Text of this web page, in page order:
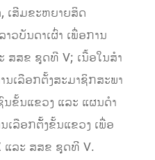
ເສີມຂະຫຍາຍສິດ
ວບັນດາເຜົ່າ ເພື່ອການ
ສສຂ ຊຸດທີ V; ເນື້ອໃນສໍາ
ເລືອກຕັ້ງສະມາຊິກສະພາ
ນຂັ້ນແຂວງ ແລະ ແຜນດໍາ
ເລືອກຕັັ້ງຂັ້ນແຂວງ ເພື່ອ
ແລະ ສສຂ ຊຸດທີ V.